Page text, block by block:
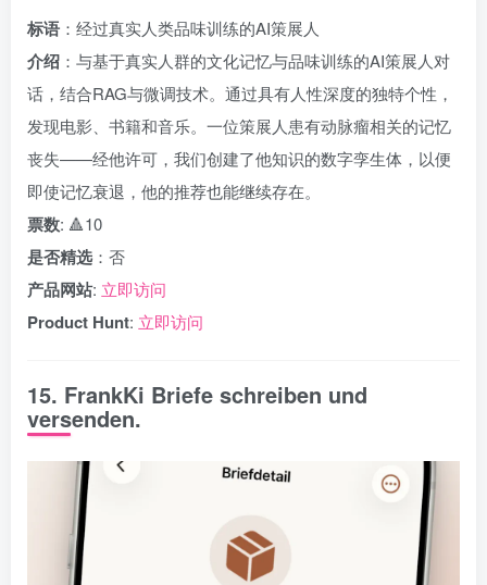
标语 ：经过真实人类品味训练的AI策展人
介绍 ：与基于真实人群的文化记忆与品味训练的AI策展人对
话，结合RAG与微调技术。通过具有人性深度的独特个性，
发现电影、书籍和音乐。一位策展人患有动脉瘤相关的记忆
丧失——经他许可，我们创建了他知识的数字孪生体，以便
即使记忆衰退，他的推荐也能继续存在。
票数: 🔺10
是否精选 ：否
产品网站: 立即访问
Product Hunt: 立即访问
15. FrankKi Briefe schreiben und
versenden.